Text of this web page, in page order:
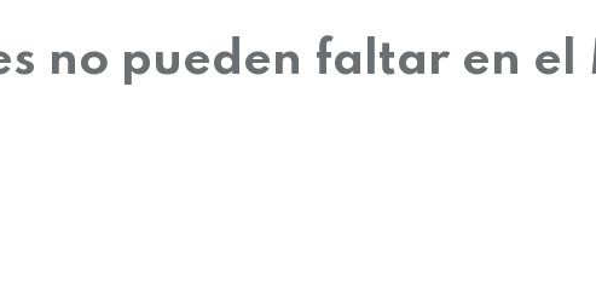
no pueden faltar en